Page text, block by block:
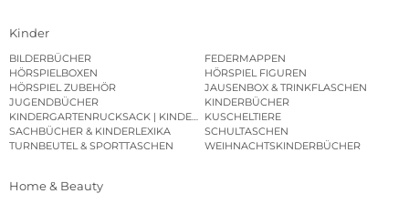
Kinder
BILDERBÜCHER
FEDERMAPPEN
HÖRSPIELBOXEN
HÖRSPIEL FIGUREN
HÖRSPIEL ZUBEHÖR
JAUSENBOX & TRINKFLASCHEN
JUGENDBÜCHER
KINDERBÜCHER
KINDERGARTENRUCKSACK | KINDERGARTENBEUTEL
KUSCHELTIERE
SACHBÜCHER & KINDERLEXIKA
SCHULTASCHEN
TURNBEUTEL & SPORTTASCHEN
WEIHNACHTSKINDERBÜCHER
Home & Beauty